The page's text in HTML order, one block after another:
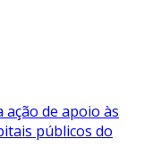
de apoio às
públicos do